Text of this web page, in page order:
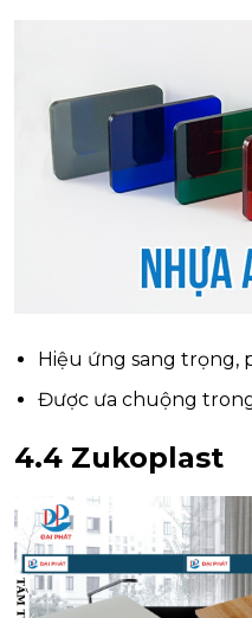
Hiệu ứng sang trọng,
Được ưa chuộng
4.4 Zukoplast